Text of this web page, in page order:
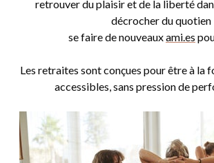
retrouver du plaisir et de la liberté
décrocher du quotien
se faire de nouveauxami.es
Les retraites sont conçues pour être à la
accessibles, sans pression de